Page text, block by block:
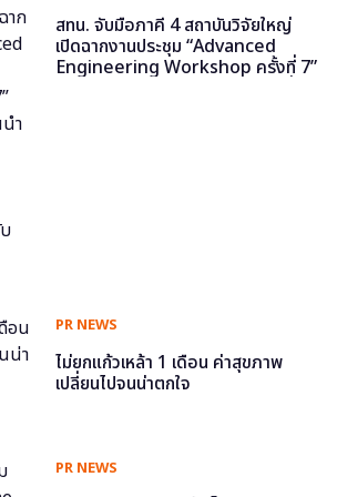
สทน. จับมือภาคี 4 สถาบันวิจัยใหญ่
เปิดฉากงานประชุม “Advanced
Engineering Workshop ครั้งที่ 7”
PR NEWS
ไม่ยกแก้วเหล้า 1 เดือน ค่าสุขภาพ
เปลี่ยนไปจนน่าตกใจ
PR NEWS